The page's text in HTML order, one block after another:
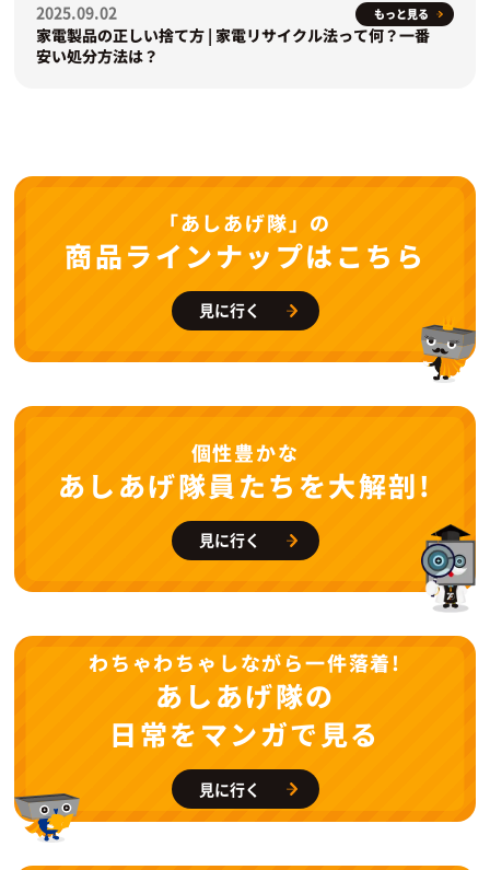
2025.09.02 もっと見る
家電製品の正しい捨て方 | 家電リサイクル法って何？一番
安い処分方法は？
「あしあげ隊」の
商品ラインナップはこちら
見に行く
個性豊かな
あしあげ隊員たちを大解剖!
見に行く
わちゃわちゃしながら一件落着!
あしあげ隊の
日常をマンガで見る
見に行く